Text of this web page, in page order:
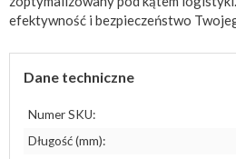
efektywność i bezpieczeństwo
Dane techniczne
Numer SKU:
Długość (mm):